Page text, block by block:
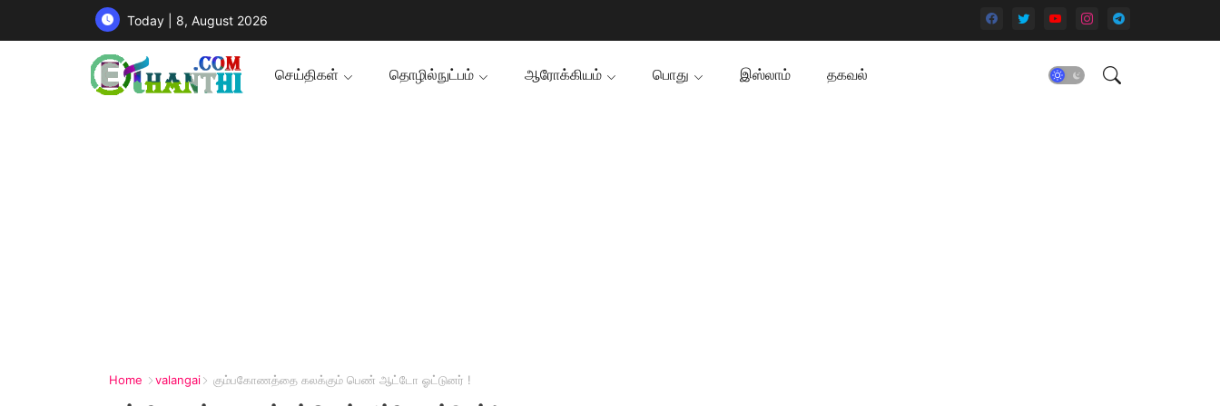
Today | 8, August 2026
செய்திகள் தொழில்நுட்பம் ஆரோக்கியம் பொது இஸ்லாம் தகவல்
Home valangai கும்பகோணத்தை கலக்கும் பெண் ஆட்டோ ஓட்டுனர் !